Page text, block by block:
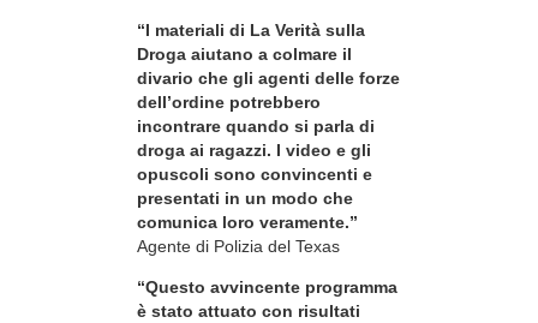
“I materiali di La Verità sulla
Droga aiutano a colmare il
divario che gli agenti delle forze
dell’ordine potrebbero
incontrare quando si parla di
droga ai ragazzi. I video e gli
opuscoli sono convincenti e
presentati in un modo che
comunica loro veramente.”
Agente di Polizia del Texas
“Questo avvincente programma
è stato attuato con risultati